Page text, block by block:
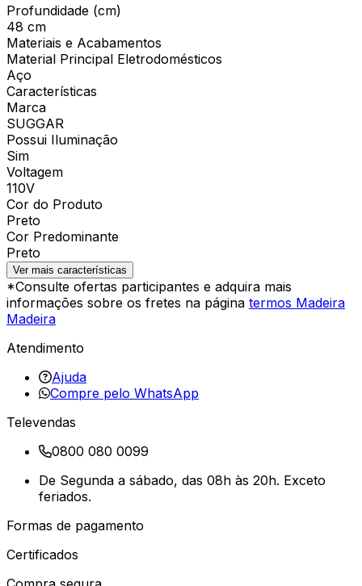
Profundidade (cm)
48 cm
Materiais e Acabamentos
Material Principal Eletrodomésticos
Aço
Características
Marca
SUGGAR
Possui Iluminação
Sim
Voltagem
110V
Cor do Produto
Preto
Cor Predominante
Preto
Ver mais características
*Consulte ofertas participantes e adquira mais
informações sobre os fretes na página termos Madeira
Madeira
Atendimento
Ajuda
Compre pelo WhatsApp
Televendas
0800 080 0099
De Segunda a sábado, das 08h às 20h. Exceto
feriados.
Formas de pagamento
Certificados